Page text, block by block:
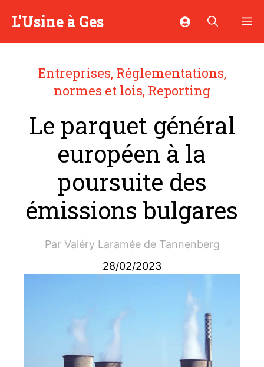
L'Usine à Ges
Entreprises, Réglementations,
normes et lois, Reporting
Le parquet général
européen à la
poursuite des
émissions bulgares
Par Valéry Laramée de Tannenberg
28/02/2023